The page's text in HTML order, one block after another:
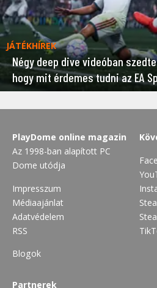
JÁTÉKHÍREK
Négy deep dive videóban
hogy mit érdemes tudni az EA
PlayDome online magazin
Az 1998-ban alapított PC
Dome utódja
Impresszum
Médiaajánlat
Adatvédelem
RSS
Blogok
Partnerek